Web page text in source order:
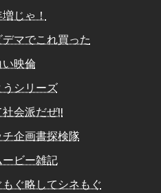
じゃ！
マでこれ買った
映倫
シリーズ
会派だぜ!!
企画書探検隊
ビー雑記
ぐ略してシネもぐ